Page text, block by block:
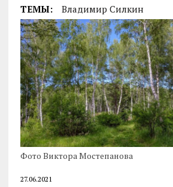
ТЕМЫ: Владимир Силкин
Фото Виктора Мостепанова
27.06.2021